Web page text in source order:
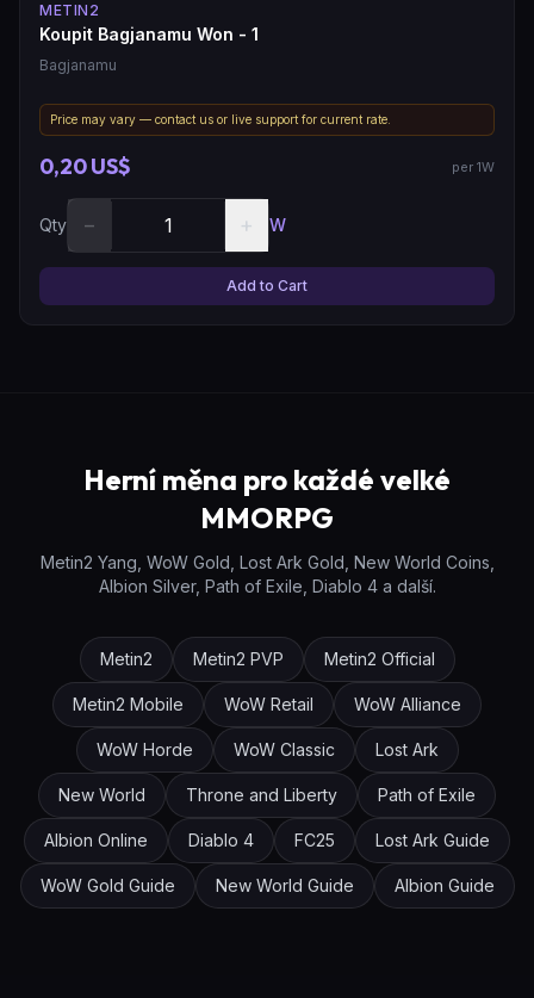
METIN2
Koupit Bagjanamu Won - 1
Bagjanamu
Price may vary — contact us or live support for current rate.
0,20 US$ per 1W
Qty − + W
Add to Cart
Herní měna pro každé velké
MMORPG
Metin2 Yang, WoW Gold, Lost Ark Gold, New World Coins,
Albion Silver, Path of Exile, Diablo 4 a další.
Metin2 Metin2 PVP Metin2 Official
Metin2 Mobile WoW Retail WoW Alliance
WoW Horde WoW Classic Lost Ark
New World Throne and Liberty Path of Exile
Albion Online Diablo 4 FC25 Lost Ark Guide
WoW Gold Guide New World Guide Albion Guide